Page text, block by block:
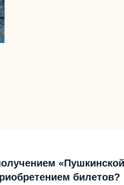
«Пушкинской
билетов?